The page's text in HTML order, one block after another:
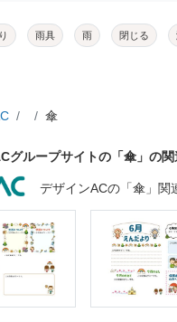
雨具 雨 閉じる
傘
グループサイトの「傘」の
デザインACの「傘」関